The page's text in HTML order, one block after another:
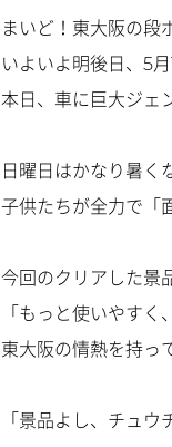
まいど！東大阪の段
いよいよ明後日、5月
本日、車に巨大ジェ
日曜日はかなり暑く
子供たちが全力で「
今回のクリアした景
「もっと使いやす
東大阪の情熱を持っ
「景品よし、チュウ